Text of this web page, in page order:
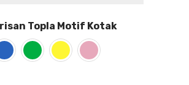
Topla Motif Kotak